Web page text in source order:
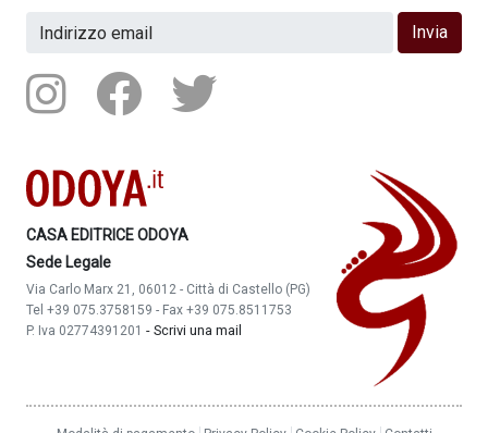
Invia
CASA EDITRICE ODOYA
Sede Legale
Via Carlo Marx 21, 06012 - Città di Castello (PG)
Tel +39 075.3758159 - Fax +39 075.8511753
P. Iva 02774391201 - Scrivi una mail